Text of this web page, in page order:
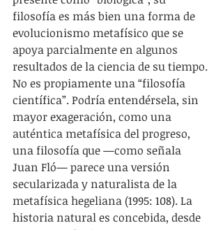
filosofía es más bien una forma de
evolucionismo metafísico que se
apoya parcialmente en algunos
resultados de la ciencia de su tiempo.
No es propiamente una “filosofía
científica”. Podría entendérsela, sin
mayor exageración, como una
auténtica metafísica del progreso,
una filosofía que —como señala
Juan Fló— parece una versión
secularizada y naturalista de la
metafísica hegeliana (1995: 108). La
historia natural es concebida, desde